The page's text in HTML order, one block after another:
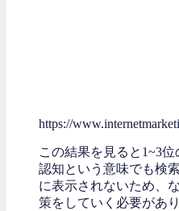
https://
この結果を見ると1~3位
認知という意味でも検
に表示されないため、
策をしていく必要があ